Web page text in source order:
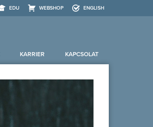
EDU WEBSHOP ENGLISH
KARRIER KAPCSOLAT